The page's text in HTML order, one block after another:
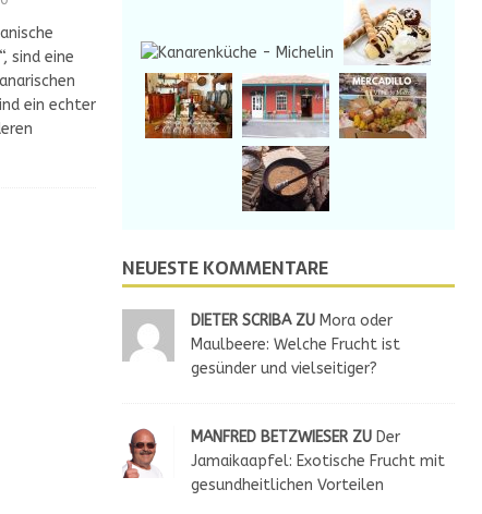
sind eine
ein echter
NEUESTE KOMMENTARE
DIETER SCRIBA ZU Mora oder
Maulbeere: Welche Frucht ist
gesünder und vielseitiger?
MANFRED BETZWIESER ZU Der
Jamaikaapfel: Exotische Frucht mit
gesundheitlichen Vorteilen